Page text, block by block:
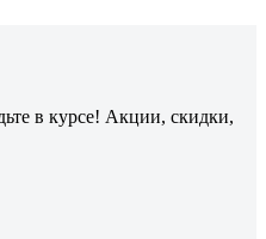
в курсе! Акции, скидки,